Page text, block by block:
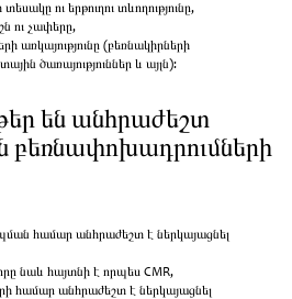
ու երթուղու տևողությունը,
ու չափերը,
առկայությունը (բեռնակիրների
ծառայություններ և այլն):
են անհրաժեշտ
բեռնափոխադրումների
համար անհրաժեշտ է ներկայացնել
նաև հայտնի է որպես CMR,
համար անհրաժեշտ է ներկայացնել